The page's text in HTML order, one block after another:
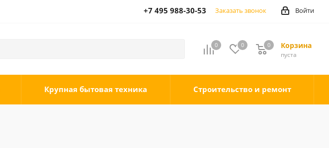
Войти
+7 495 988-30-53 Заказать звонок
0 0 Корзина
0
пуста
0
Крупная бытовая техника Строительство и ремонт